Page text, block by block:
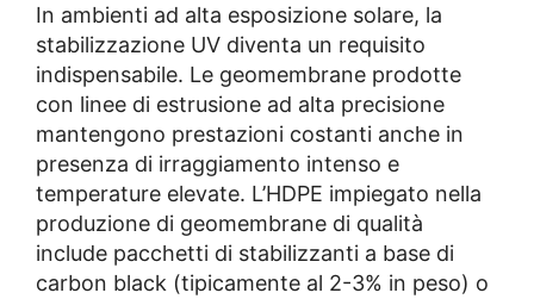
In ambienti ad alta esposizione solare, la
stabilizzazione UV diventa un requisito
indispensabile. Le geomembrane prodotte
con linee di estrusione ad alta precisione
mantengono prestazioni costanti anche in
presenza di irraggiamento intenso e
temperature elevate. L’HDPE impiegato nella
produzione di geomembrane di qualità
include pacchetti di stabilizzanti a base di
carbon black (tipicamente al 2-3% in peso) o